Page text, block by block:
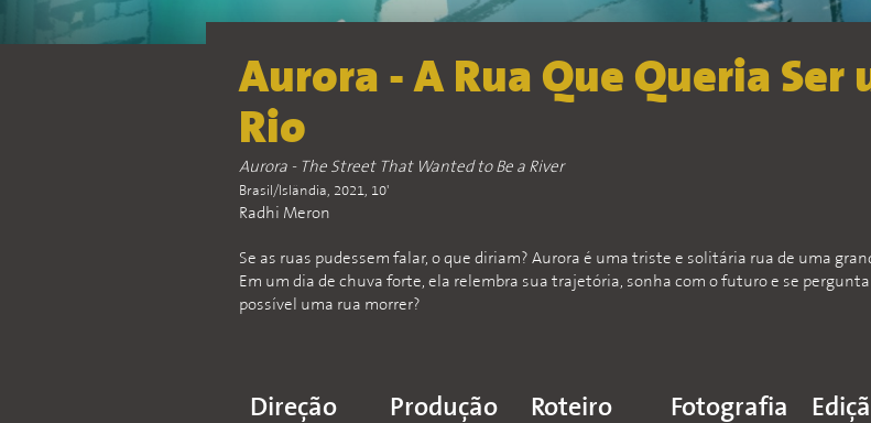
Aurora - A Rua Que Queria Ser
Rio
Aurora - The Street That Wanted to Be a River
Brasil/Islândia, 2021, 10'
Radhi Meron
Se as ruas pudessem falar, o que diriam? Aurora é uma triste e solitária rua de uma
Em um dia de chuva forte, ela relembra sua trajetória, sonha com o futuro e se
possível uma rua morrer?
Direção Produção Roteiro Fotografia